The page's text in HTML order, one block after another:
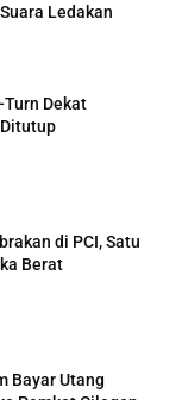
Ledakan
Turn Dekat
di PCI, Satu
Berat
Bayar Utang